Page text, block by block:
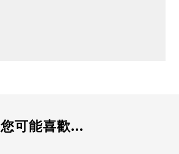
您可能喜歡...